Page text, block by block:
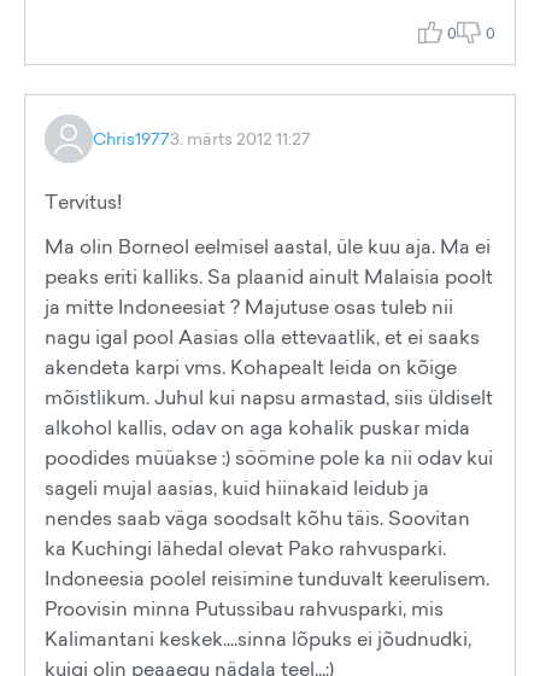
0 0
Chris19773. märts 2012 11:27
Tervitus!
Ma olin Borneol eelmisel aastal, üle kuu aja. Ma ei
peaks eriti kalliks. Sa plaanid ainult Malaisia poolt
ja mitte Indoneesiat ? Majutuse osas tuleb nii
nagu igal pool Aasias olla ettevaatlik, et ei saaks
akendeta karpi vms. Kohapealt leida on kõige
mõistlikum. Juhul kui napsu armastad, siis üldiselt
alkohol kallis, odav on aga kohalik puskar mida
poodides müüakse :) söömine pole ka nii odav kui
sageli mujal aasias, kuid hiinakaid leidub ja
nendes saab väga soodsalt kõhu täis. Soovitan
ka Kuchingi lähedal olevat Pako rahvusparki.
Indoneesia poolel reisimine tunduvalt keerulisem.
Proovisin minna Putussibau rahvusparki, mis
Kalimantani keskek....sinna lõpuks ei jõudnudki,
kuigi olin peaaegu nädala teel...:)